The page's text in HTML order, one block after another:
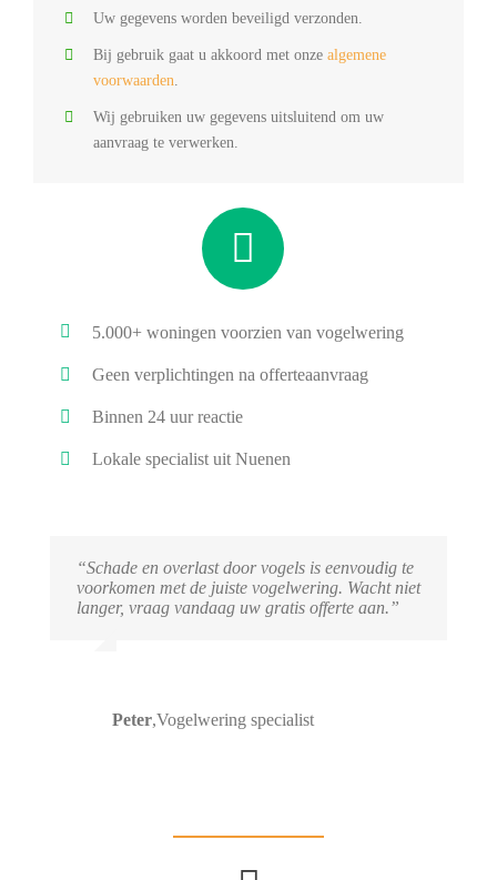
Uw gegevens worden beveiligd verzonden.
Bij gebruik gaat u akkoord met onze algemene
voorwaarden.
Wij gebruiken uw gegevens uitsluitend om uw
aanvraag te verwerken.
5.000+ woningen voorzien van vogelwering
Geen verplichtingen na offerteaanvraag
Binnen 24 uur reactie
Lokale specialist uit Nuenen
“Schade en overlast door vogels is eenvoudig te
voorkomen met de juiste vogelwering. Wacht niet
langer, vraag vandaag uw gratis offerte aan.”
Peter,Vogelwering specialist